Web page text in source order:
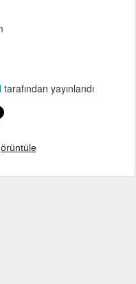
tarafından yayınlandı